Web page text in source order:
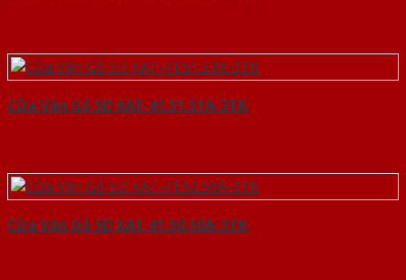
Cửa Vân Gỗ 5D KAT-41.51.51A-3TK
Cửa Vân Gỗ 5D KAT-41.50.50A-3TK